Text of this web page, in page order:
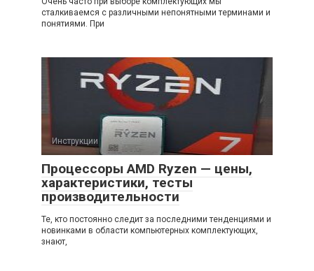
сталкиваемся с различными непонятными терминами и
понятиями. При
Инструкции
Процессоры AMD Ryzen — цены,
характеристики, тесты
производительности
Те, кто постоянно следит за последними тенденциями и
новинками в области компьютерных комплектующих,
знают,